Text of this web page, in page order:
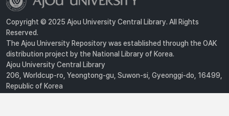
Copyright © 2025 Ajou University Central Library. All Rights
Reserved.
The Ajou University Repository was established through the OAK
distribution project by the National Library of Korea.
Ajou University Central Library
206, Worldcup-ro, Yeongtong-gu, Suwon-si, Gyeonggi-do, 16499,
Republic of Korea